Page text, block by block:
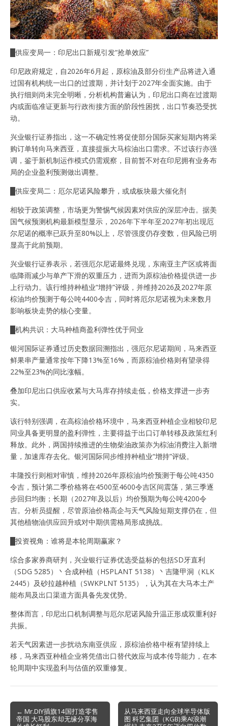
█供应变局一：印尼出口新规引发“抢单效应”
印尼政府规定，自2026年6月起，原棕油及部分衍生产品将进入通
过国有机构统一出口的过渡期，并计划于2027年全面实施。由于
执行细则尚未完全明晰，分析机构普遍认为，印尼出口商在过渡期
内或面临准证更新与行政衔接方面的阶段性困扰，出口节奏恐受扰
动。
兴业银行证券指出，这一不确定性将促使部分国际买家短期内将采
购订单转向马来西亚，直接提振大马棕油出口需求。不过该行亦强
调，鉴于新机制运作模式仍需观察，目前暂不对在印尼拥有业务布
局的企业盈利预测做出调整。
█供应变局二：厄尔尼诺风险攀升，或成板块最大催化剂
相较于政策调整，市场更为警惕气候因素对供应的深层冲击。据美
国气候预测机构最新模型显示，2026年下半年至2027年初出现厄
尔尼诺的概率已跃升至80%以上，尽管强度仍存变数，但风险已明
显高于此前预期。
兴业银行证券表示，若强厄尔尼诺最终兑现，东南亚主产区或将面
临降雨减少与单产下滑的双重压力，进而为原棕油价格提供进一步
上行动力。该行维持种植业“增持”评级，并维持2026及2027年原
棕油均价预测于每公吨4400令吉，同时将厄尔尼诺视为未来数月
影响板块走势的核心变量。
█机构共识：大马种植商盈利弹性优于同业
银河国际证券通过历史数据回溯指出，强厄尔尼诺期间，马来西亚
鲜果串产量通常按年下降13%至16%，而原棕油价格则有望录得
22%至23%的同比涨幅。
叠加印尼出口供应收紧与大马库存持续走低，价格支撑进一步夯
实。
该行特别强调，在高棕油价格环境中，马来西亚种植企业相较印尼
同业具备更明显的盈利弹性，主要得益于出口订单转移及政策红利
释放。此外，两国持续推进的生物柴油政策亦为棕油消费注入新增
量，加速库存去化。银河国际同步维持种植业“增持”评级。
丰隆投行则相对审慎，维持2026年原棕油均价预测于每公吨4350
令吉，预计第二季价格将在4500至4600令吉区间震荡，第三季逐
步回归均衡；长期（2027年及以后）均价预期为每公吨4200令
吉。分析员提醒，尽管原油价格高企与天气风险短期支撑仍在，但
其他植物油供应回升或对中期供需格局形成挑战。
█投资视角：谁将是本轮周期赢家？
综合多家券商研判，兴业银行证券优选受益标的包括SD牙直利
（SDG 5285）丶合成种植（HSPLANT 5138）丶吉隆甲洞（KLK
2445）及砂拉越种植（SWKPLNT 5135），认为其在大马本土产
能布局及出口渠道方面具备先发优势。
整体而言，印尼出口机制调整与厄尔尼诺风险升温正形成双重利好
共振。
若天气因素进一步扰动东南亚供应，原棕油价格中枢有望持续上
移，马来西亚种植企业将凭借出口替代效应与成本传导能力，在本
轮周期中实现盈利与估值的双重修复。
Post
navigation
← Mr.DIY插旗14国打造零售
帝国 大马股东却无缘分享海
从马来西亚走向全球半导体版
图 科艺集团（KGB)乘AI浪潮